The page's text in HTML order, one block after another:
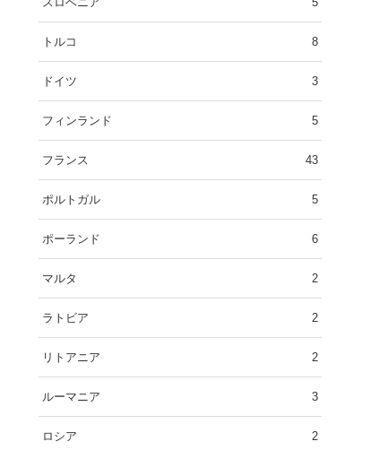
トルコ 8
ドイツ 3
フィンランド 5
フランス 43
ポルトガル 5
ポーランド 6
マルタ 2
ラトビア 2
リトアニア 2
ルーマニア 3
ロシア 2